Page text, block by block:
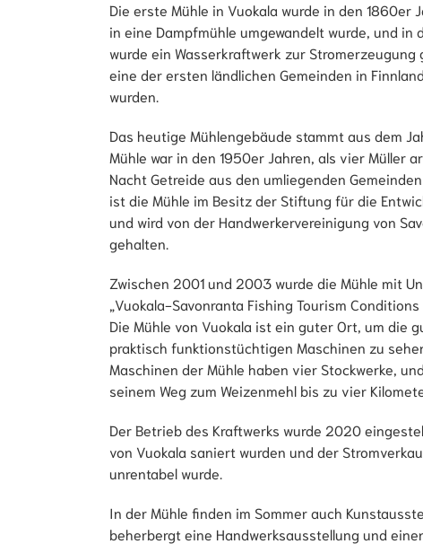
Die erste Mühle in Vuokala wurde in den 1860er
in eine Dampfmühle umgewandelt wurde, und in
wurde ein Wasserkraftwerk zur Stromerzeugung
eine der ersten ländlichen Gemeinden in
wurden.
Das heutige Mühlengebäude stammt aus dem
Mühle war in den 1950er Jahren, als vier Müller
Nacht Getreide aus den umliegenden
ist die Mühle im Besitz der Stiftung für die
und wird von der Handwerkervereinigung von
gehalten.
Zwischen 2001 und 2003 wurde die Mühle mit
„Vuokala-Savonranta Fishing Tourism
Die Mühle von Vuokala ist ein guter Ort, um die
praktisch funktionstüchtigen Maschinen zu
Maschinen der Mühle haben vier Stockwerke,
seinem Weg zum Weizenmehl bis zu vier
Der Betrieb des Kraftwerks wurde 2020
von Vuokala saniert wurden und der
unrentabel wurde.
In der Mühle finden im Sommer auch
beherbergt eine Handwerksausstellung und